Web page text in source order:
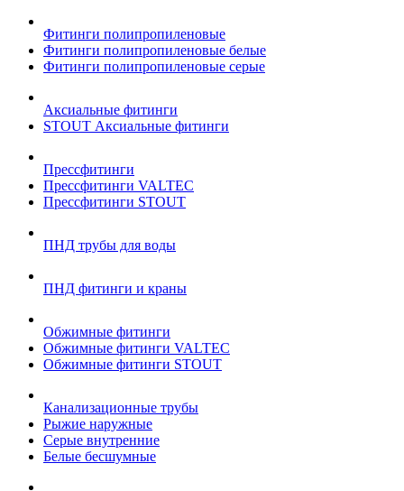
Фитинги полипропиленовые
Фитинги полипропиленовые белые
Фитинги полипропиленовые серые
Аксиальные фитинги
STOUT Аксиальные фитинги
Прессфитинги
Прессфитинги VALTEC
Прессфитинги STOUT
ПНД трубы для воды
ПНД фитинги и краны
Обжимные фитинги
Обжимные фитинги VALTEC
Обжимные фитинги STOUT
Канализационные трубы
Рыжие наружные
Серые внутренние
Белые бесшумные